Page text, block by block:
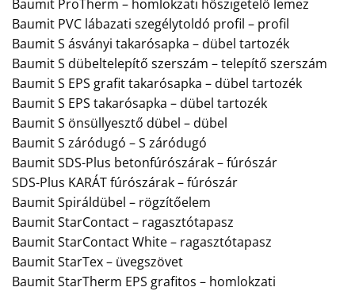
Baumit ProTherm – homlokzati hőszigetelő lemez
Baumit PVC lábazati szegélytoldó profil – profil
Baumit S ásványi takarósapka – dübel tartozék
Baumit S dübeltelepítő szerszám – telepítő szerszám
Baumit S EPS grafit takarósapka – dübel tartozék
Baumit S EPS takarósapka – dübel tartozék
Baumit S önsüllyesztő dübel – dübel
Baumit S záródugó – S záródugó
Baumit SDS-Plus betonfúrószárak – fúrószár
SDS-Plus KARÁT fúrószárak – fúrószár
Baumit Spiráldübel – rögzítőelem
Baumit StarContact – ragasztótapasz
Baumit StarContact White – ragasztótapasz
Baumit StarTex – üvegszövet
Baumit StarTherm EPS grafitos – homlokzati